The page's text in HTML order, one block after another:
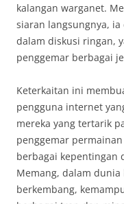
kalangan warganet.
siaran langsungnya,
dalam diskusi ringan,
penggemar berbagai
Keterkaitan ini
pengguna internet
mereka yang tertarik
penggemar
berbagai kepentingan
Memang, dalam
berkembang,